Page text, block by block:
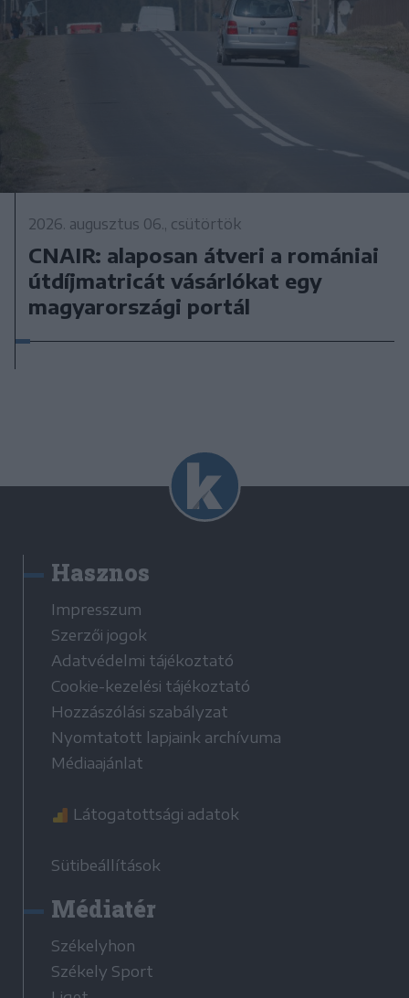
2026. augusztus 06., csütörtök
CNAIR: alaposan átveri a romániai
útdíjmatricát vásárlókat egy
magyarországi portál
Hasznos
Impresszum
Szerzői jogok
Adatvédelmi tájékoztató
Cookie-kezelési tájékoztató
Hozzászólási szabályzat
Nyomtatott lapjaink archívuma
Médiaajánlat
Látogatottsági adatok
Sütibeállítások
Médiatér
Székelyhon
Székely Sport